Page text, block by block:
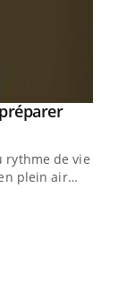
de vie !
plein air…